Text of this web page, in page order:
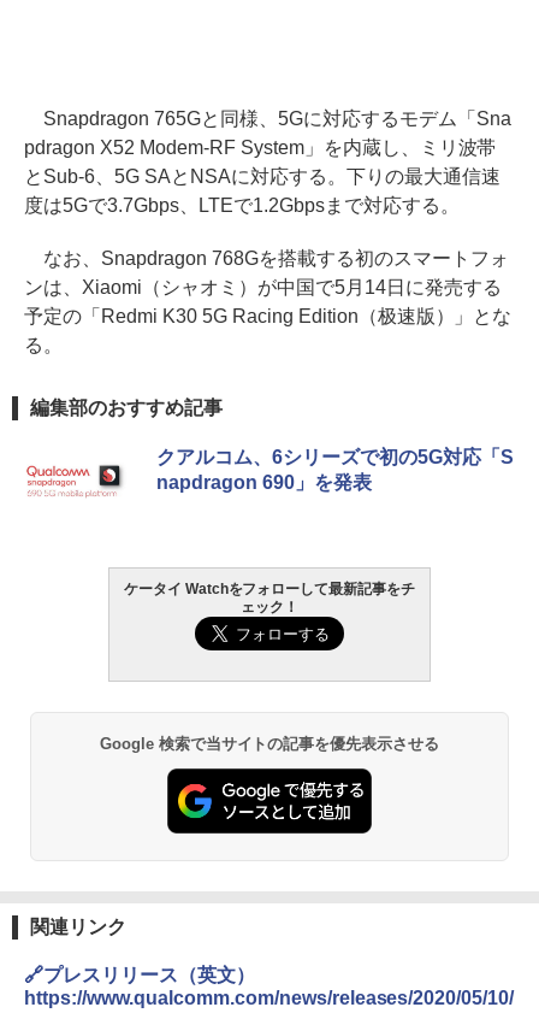
Snapdragon 765Gと同様、5Gに対応するモデム「Sna
pdragon X52 Modem-RF System」を内蔵し、ミリ波帯
とSub-6、5G SAとNSAに対応する。下りの最大通信速
度は5Gで3.7Gbps、LTEで1.2Gbpsまで対応する。
なお、Snapdragon 768Gを搭載する初のスマートフォ
ンは、Xiaomi（シャオミ）が中国で5月14日に発売する
予定の「Redmi K30 5G Racing Edition（极速版）」とな
る。
編集部のおすすめ記事
クアルコム、6シリーズで初の5G対応「S
napdragon 690」を発表
ケータイ Watchをフォローして最新記事をチ
ェック！
Google 検索で当サイトの記事を優先表示させる
関連リンク
🔗プレスリリース（英文）
https://www.qualcomm.com/news/releases/2020/05/10/